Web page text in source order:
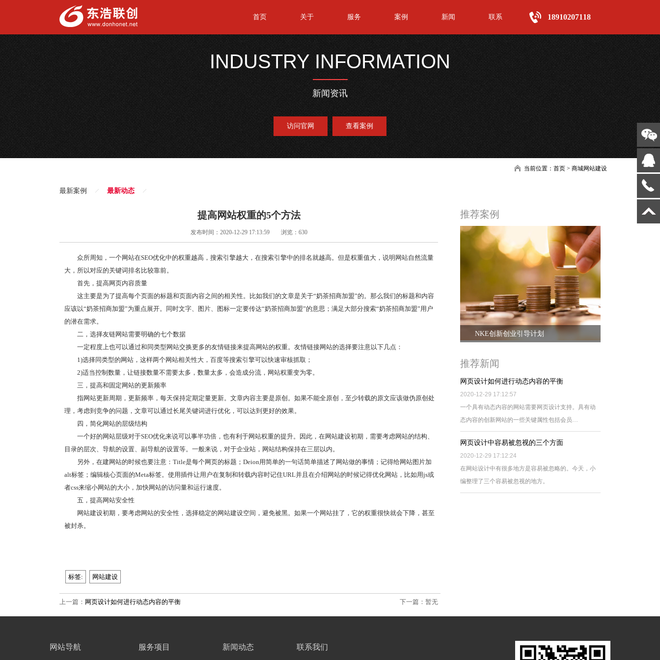
首页 关于 服务 案例 新闻 联系 18910207118
INDUSTRY INFORMATION
新闻资讯
访问官网 查看案例
当前位置：首页 >商城网站建设
最新案例 最新动态
提高网站权重的5个方法
发布时间：2020-12-29 17:13:59 浏览：630
众所周知，一个网站在SEO优化中的权重越高，搜索引擎越大，在搜索引擎中的排名就越高。但是权重值大，说明网站自然流量
大，所以对应的关键词排名比较靠前。
首先，提高网页内容质量
这主要是为了提高每个页面的标题和页面内容之间的相关性。比如我们的文章是关于“奶茶招商加盟”的。那么我们的标题和内容
应该以“奶茶招商加盟”为重点展开。同时文字、图片、图标一定要传达“奶茶招商加盟”的意思；满足大部分搜索“奶茶招商加盟”用户
的潜在需求。
二，选择友链网站需要明确的七个数据
一定程度上也可以通过和同类型网站交换更多的友情链接来提高网站的权重。友情链接网站的选择要注意以下几点：
1)选择同类型的网站，这样两个网站相关性大，百度等搜索引擎可以快速审核抓取；
2)适当控制数量，让链接数量不需要太多，数量太多，会造成分流，网站权重变为零。
三，提高和固定网站的更新频率
指网站更新周期，更新频率，每天保持定期定量更新。文章内容主要是原创。如果不能全原创，至少转载的原文应该做伪原创处
理，考虑到竞争的问题，文章可以通过长尾关键词进行优化，可以达到更好的效果。
四，简化网站的层级结构
一个好的网站层级对于SEO优化来说可以事半功倍，也有利于网站权重的提升。因此，在网站建设初期，需要考虑网站的结构、
目录的层次、导航的设置、副导航的设置等。一般来说，对于企业站，网站结构保持在三层以内。
另外，在建网站的时候也要注意：Title是每个网页的标题；Deion用简单的一句话简单描述了网站做的事情；记得给网站图片加
alt标签；编辑核心页面的Meta标签。使用插件让用户在复制和转载内容时记住URL并且在介绍网站的时候记得优化网站，比如用js或
者css来缩小网站的大小，加快网站的访问量和运行速度。
五，提高网站安全性
网站建设初期，要考虑网站的安全性，选择稳定的网站建设空间，避免被黑。如果一个网站挂了，它的权重很快就会下降，甚至
被封杀。
标签: 网站建设
上一篇： 网页设计如何进行动态内容的平衡 下一篇：暂无
推荐案例
NKE创新创业引导计划
推荐新闻
网页设计如何进行动态内容的平衡
2020-12-29 17:12:57
一个具有动态内容的网站需要网页设计支持。具有动
态内容的创新网站的一些关键属性包括会员…
网页设计中容易被忽视的三个方面
2020-12-29 17:12:24
在网站设计中有很多地方是容易被忽略的。今天，小
编整理了三个容易被忽视的地方。
网站导航 服务项目 新闻动态 联系我们